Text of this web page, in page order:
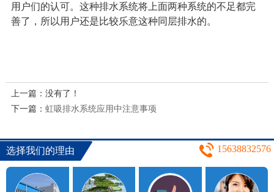
用户们的认可。这种排水系统将上面两种系统的不足都完
善了，所以用户还是比较乐意这种同层排水的。
上一篇：没有了！
下一篇： 虹吸排水系统应用中注意事项
选择我们的理由 15638832576